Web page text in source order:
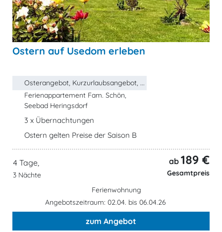
Ostern auf Usedom erleben
Osterangebot, Kurzurlaubsangebot, ...
Ferienappartement Fam. Schön,
Seebad Heringsdorf
3 x Übernachtungen
Ostern gelten Preise der Saison B
4 Tage,
3 Nächte
ab 189 €
Gesamtpreis
Ferienwohnung
Angebotszeitraum: 02.04. bis 06.04.26
zum Angebot